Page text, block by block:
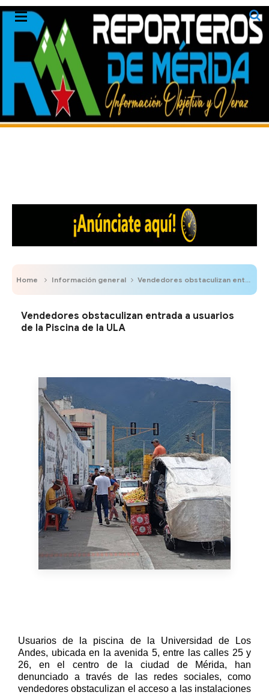
Home Información general Vendedores obstaculizan entrada a usuarios de la Piscina de la ULA
Vendedores obstaculizan entrada a usuarios
de la Piscina de la ULA
Usuarios de la piscina de la Universidad de Los
Andes, ubicada en la avenida 5, entre las calles 25 y
26, en el centro de la ciudad de Mérida, han
denunciado a través de las redes sociales, como
vendedores obstaculizan el acceso a las instalaciones